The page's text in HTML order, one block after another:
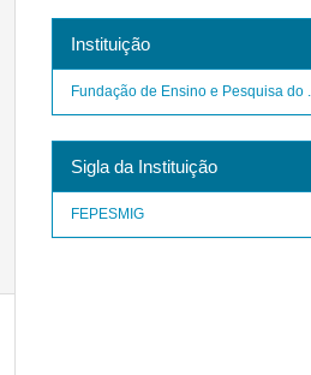
Instituição
Fundação de Ensino e Pesquisa do ...
Sigla da Instituição
FEPESMIG